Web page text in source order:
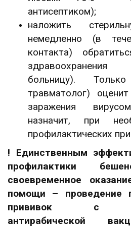
антисептиком);
наложить
немедленно (в
контакта)
больницу).
травматолог)
заражения
назначит, при
профилактических
! Единственным
профилактики
своевременное
помощи – проведение
прививок с
антирабической